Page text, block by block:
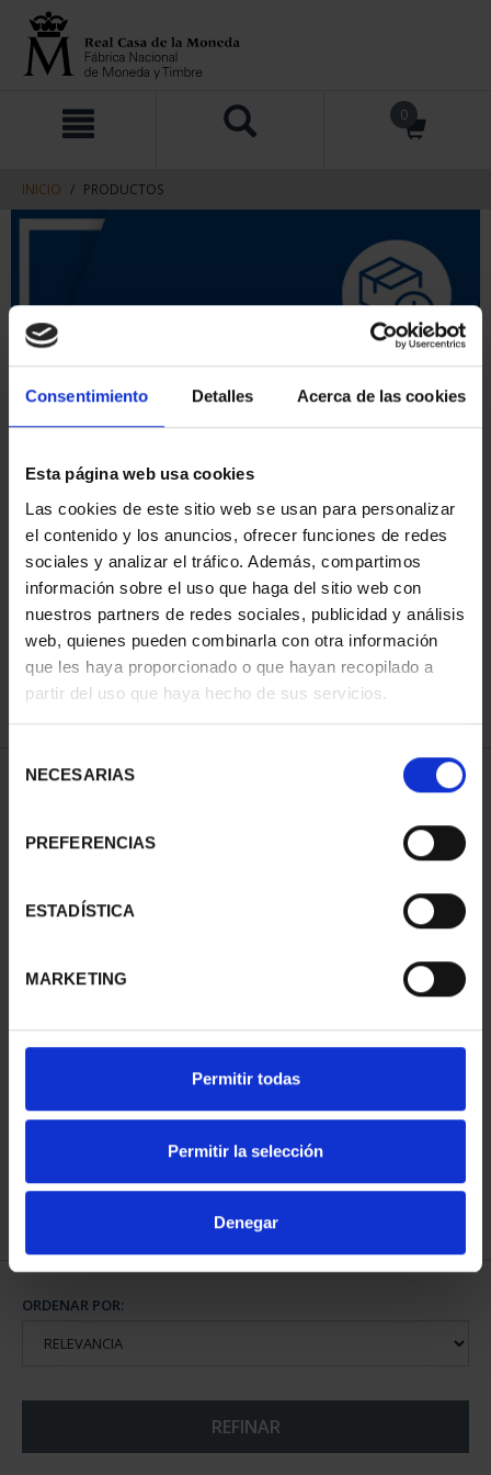
Consentimiento Detalles Acerca de las cookies
Esta página web usa cookies
Las cookies de este sitio web se usan para personalizar
el contenido y los anuncios, ofrecer funciones de redes
sociales y analizar el tráfico. Además, compartimos
información sobre el uso que haga del sitio web con
nuestros partners de redes sociales, publicidad y análisis
web, quienes pueden combinarla con otra información
que les haya proporcionado o que hayan recopilado a
partir del uso que haya hecho de sus servicios.
NECESARIAS
PREFERENCIAS
ESTADÍSTICA
MARKETING
Permitir todas
Permitir la selección
Denegar
contenido
navegacin
0
INICIO PRODUCTOS
ORDENAR POR:
REFINAR
1 Productos encontrados
MARÍA DE MAEZTU
140,00 €
ORDENAR POR:
REFINAR